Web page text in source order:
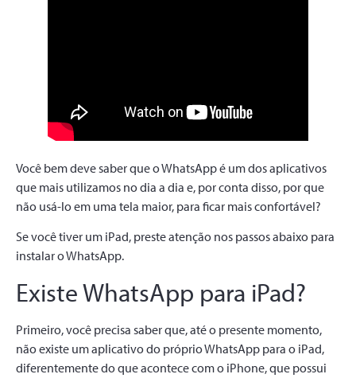
Você bem deve saber que o WhatsApp é um dos aplicativos
que mais utilizamos no dia a dia e, por conta disso, por que
não usá-lo em uma tela maior, para ficar mais confortável?
Se você tiver um iPad, preste atenção nos passos abaixo para
instalar o WhatsApp.
Existe WhatsApp para iPad?
Primeiro, você precisa saber que, até o presente momento,
não existe um aplicativo do próprio WhatsApp para o iPad,
diferentemente do que acontece com o iPhone, que possui